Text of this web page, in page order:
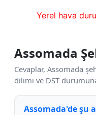
Yerel hava
Assomada
Cevaplar, Assomada
dilimi ve DST
Assomada'de şu